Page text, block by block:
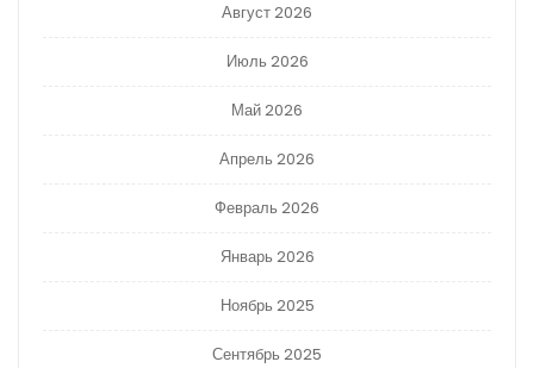
Август 2026
Июль 2026
Май 2026
Апрель 2026
Февраль 2026
Январь 2026
Ноябрь 2025
Сентябрь 2025